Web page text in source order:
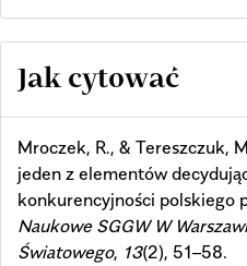
Article
Details
Jak cytować
Mroczek, R., & Tereszczuk,
jeden z elementów
konkurencyjności polskiego
Naukowe SGGW W
Światowego, 13(2), 51–58.